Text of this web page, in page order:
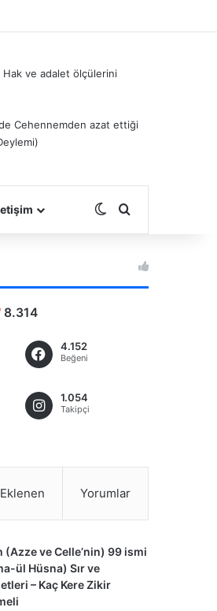
ve adalet ölçülerini
Cehennemden azat ettiği
Dış görünümü
8.314
4.152
Beğeni
1.054
Takipçi
Yorumlar
(Azze ve Celle’nin) 99 ismi
ül Hüsna) Sır ve
– Kaç Kere Zikir